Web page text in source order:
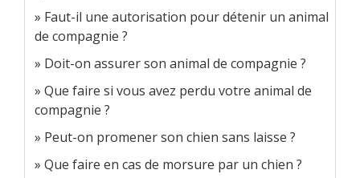
Faut-il une autorisation pour détenir un animal
de compagnie ?
Doit-on assurer son animal de compagnie ?
Que faire si vous avez perdu votre animal de
compagnie ?
Peut-on promener son chien sans laisse ?
Que faire en cas de morsure par un chien ?